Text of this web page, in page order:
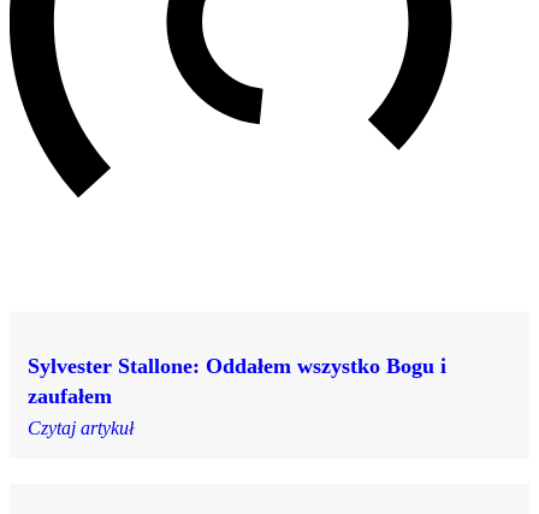
Sylvester Stallone: Oddałem wszystko Bogu i
zaufałem
Czytaj artykuł